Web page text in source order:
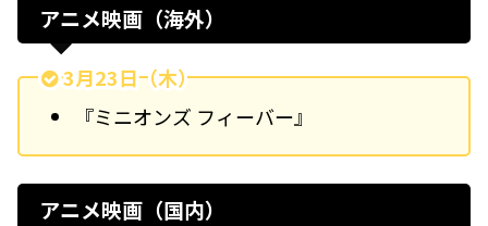
アニメ映画（海外）
3月23日（木）
『ミニオンズ フィーバー』
アニメ映画（国内）